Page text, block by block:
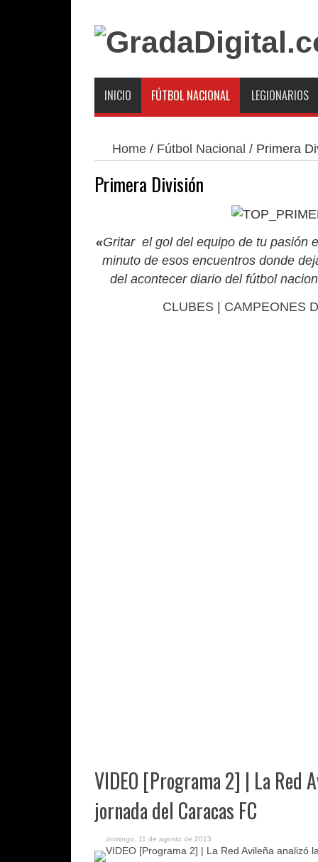
INICIO FÚTBOL NACIONAL LEGIONARIOS
Home/ Fútbol Nacional / Primera
Primera División
«Gritar el gol del equipo de tu pasión
minuto de esos encuentros donde
del acontecer diario del fútbol
CLUBES| CAMPEONES
VIDEO [Programa 2] | La Red
jornada del Caracas FC
domingo, 11 de agosto de 2013